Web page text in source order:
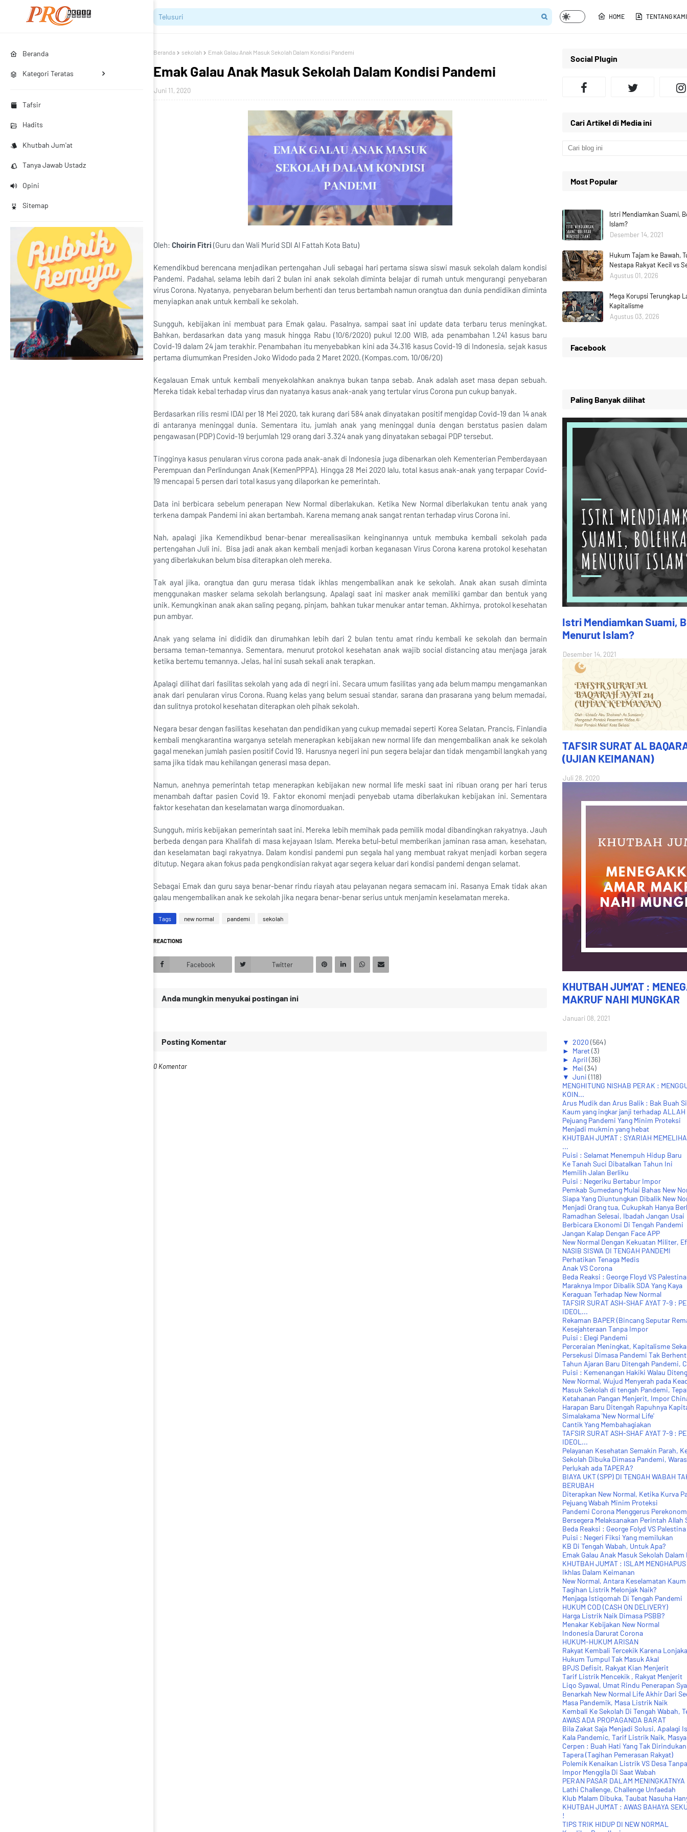
Beranda
Kategori Teratas
Tafsir
Hadits
Khutbah Jum'at
Tanya Jawab Ustadz
Opini
Sitemap
HOME TENTANG KAMI
Beranda sekolah Emak Galau Anak Masuk Sekolah Dalam Kondisi Pandemi
Emak Galau Anak Masuk Sekolah Dalam Kondisi Pandemi
Juni 11, 2020
Oleh: Choirin Fitri (Guru dan Wali Murid SDI Al Fattah Kota Batu)
Kemendikbud berencana menjadikan pertengahan Juli sebagai hari pertama siswa siswi masuk sekolah dalam kondisi
Pandemi. Padahal, selama lebih dari 2 bulan ini anak sekolah diminta belajar di rumah untuk mengurangi penyebaran
virus Corona. Nyatanya, penyebaran belum berhenti dan terus bertambah namun orangtua dan dunia pendidikan diminta
menyiapkan anak untuk kembali ke sekolah.
Sungguh, kebijakan ini membuat para Emak galau. Pasalnya, sampai saat ini update data terbaru terus meningkat.
Bahkan, berdasarkan data yang masuk hingga Rabu (10/6/2020) pukul 12.00 WIB, ada penambahan 1.241 kasus baru
Covid-19 dalam 24 jam terakhir. Penambahan itu menyebabkan kini ada 34.316 kasus Covid-19 di Indonesia, sejak kasus
pertama diumumkan Presiden Joko Widodo pada 2 Maret 2020. (Kompas.com, 10/06/20)
Kegalauan Emak untuk kembali menyekolahkan anaknya bukan tanpa sebab. Anak adalah aset masa depan sebuah.
Mereka tidak kebal terhadap virus dan nyatanya kasus anak-anak yang tertular virus Corona pun cukup banyak.
Berdasarkan rilis resmi IDAI per 18 Mei 2020, tak kurang dari 584 anak dinyatakan positif mengidap Covid-19 dan 14 anak
di antaranya meninggal dunia. Sementara itu, jumlah anak yang meninggal dunia dengan berstatus pasien dalam
pengawasan (PDP) Covid-19 berjumlah 129 orang dari 3.324 anak yang dinyatakan sebagai PDP tersebut.
Tingginya kasus penularan virus corona pada anak-anak di Indonesia juga dibenarkan oleh Kementerian Pemberdayaan
Perempuan dan Perlindungan Anak (KemenPPPA). Hingga 28 Mei 2020 lalu, total kasus anak-anak yang terpapar Covid-
19 mencapai 5 persen dari total kasus yang dilaporkan ke pemerintah.
Data ini berbicara sebelum penerapan New Normal diberlakukan. Ketika New Normal diberlakukan tentu anak yang
terkena dampak Pandemi ini akan bertambah. Karena memang anak sangat rentan terhadap virus Corona ini.
Nah, apalagi jika Kemendikbud benar-benar merealisasikan keinginannya untuk membuka kembali sekolah pada
pertengahan Juli ini. Bisa jadi anak akan kembali menjadi korban keganasan Virus Corona karena protokol kesehatan
yang diberlakukan belum bisa diterapkan oleh mereka.
Tak ayal jika, orangtua dan guru merasa tidak ikhlas mengembalikan anak ke sekolah. Anak akan susah diminta
menggunakan masker selama sekolah berlangsung. Apalagi saat ini masker anak memiliki gambar dan bentuk yang
unik. Kemungkinan anak akan saling pegang, pinjam, bahkan tukar menukar antar teman. Akhirnya, protokol kesehatan
pun ambyar.
Anak yang selama ini dididik dan dirumahkan lebih dari 2 bulan tentu amat rindu kembali ke sekolah dan bermain
bersama teman-temannya. Sementara, menurut protokol kesehatan anak wajib social distancing atau menjaga jarak
ketika bertemu temannya. Jelas, hal ini susah sekali anak terapkan.
Apalagi dilihat dari fasilitas sekolah yang ada di negri ini. Secara umum fasilitas yang ada belum mampu mengamankan
anak dari penularan virus Corona. Ruang kelas yang belum sesuai standar, sarana dan prasarana yang belum memadai,
dan sulitnya protokol kesehatan diterapkan oleh pihak sekolah.
Negara besar dengan fasilitas kesehatan dan pendidikan yang cukup memadai seperti Korea Selatan, Prancis, Finlandia
kembali mengkarantina warganya setelah menerapkan kebijakan new normal life dan mengembalikan anak ke sekolah
gagal menekan jumlah pasien positif Covid 19. Harusnya negeri ini pun segera belajar dan tidak mengambil langkah yang
sama jika tidak mau kehilangan generasi masa depan.
Namun, anehnya pemerintah tetap menerapkan kebijakan new normal life meski saat ini ribuan orang per hari terus
menambah daftar pasien Covid 19. Faktor ekonomi menjadi penyebab utama diberlakukan kebijakan ini. Sementara
faktor kesehatan dan keselamatan warga dinomorduakan.
Sungguh, miris kebijakan pemerintah saat ini. Mereka lebih memihak pada pemilik modal dibandingkan rakyatnya. Jauh
berbeda dengan para Khalifah di masa kejayaan Islam. Mereka betul-betul memberikan jaminan rasa aman, kesehatan,
dan keselamatan bagi rakyatnya. Dalam kondisi pandemi pun segala hal yang membuat rakyat menjadi korban segera
ditutup. Negara akan fokus pada pengkondisian rakyat agar segera keluar dari kondisi pandemi dengan selamat.
Sebagai Emak dan guru saya benar-benar rindu riayah atau pelayanan negara semacam ini. Rasanya Emak tidak akan
galau mengembalikan anak ke sekolah jika negara benar-benar serius untuk menjamin keselamatan mereka.
Tags new normal pandemi sekolah
REACTIONS
Facebook Twitter
Anda mungkin menyukai postingan ini
Posting Komentar
0 Komentar
Social Plugin
Cari Artikel di Media ini
Most Popular
Istri Mendiamkan Suami,
Islam?
Desember 14, 2021
Hukum Tajam ke Bawah,
Nestapa Rakyat Kecil vs
Agustus 01, 2026
Mega Korupsi Terungkap
Kapitalisme
Agustus 03, 2026
Facebook
Paling Banyak dilihat
Istri Mendiamkan Suami,
Menurut Islam?
Desember 14, 2021
TAFSIR SURAT AL
(UJIAN KEIMANAN)
Juli 28, 2020
KHUTBAH JUM'AT :
MAKRUF NAHI MUNGKAR
Januari 08, 2021
▼ 2020 (564)
► Maret(3)
► April(36)
► Mei (34)
▼ Juni (118)
MENGHITUNG NISHAB PERAK :
KOIN...
Arus Mudik dan Arus Balik : Bak Buah
Kaum yang ingkar janji terhadap ALLAH
Pejuang Pandemi Yang Minim Proteksi
Menjadi mukmin yang hebat
KHUTBAH JUM'AT : SYARIAH
...
Puisi : Selamat Menempuh Hidup Baru
Ke Tanah Suci Dibatalkan Tahun Ini
Memilih Jalan Berliku
Puisi : Negeriku Bertabur Impor
Pemkab Sumedang Mulai Bahas New
Siapa Yang Diuntungkan Dibalik New
Menjadi Orang tua, Cukupkah Hanya
Ramadhan Selesai, Ibadah Jangan Usai
Berbicara Ekonomi Di Tengah Pandemi
Jangan Kalap Dengan Face APP
New Normal Dengan Kekuatan Militer,
NASIB SISWA DI TENGAH PANDEMI
Perhatikan Tenaga Medis
Anak VS Corona
Beda Reaksi : George Floyd VS Palestina
Maraknya Impor Dibalik SDA Yang Kaya
Keraguan Terhadap New Normal
TAFSIR SURAT ASH-SHAF AYAT 7-9 :
IDEOL...
Rekaman BAPER (Bincang Seputar
Kesejahteraan Tanpa Impor
Puisi : Elegi Pandemi
Perceraian Meningkat, Kapitalisme
Persekusi Dimasa Pandemi Tak
Tahun Ajaran Baru Ditengah Pandemi,
Puisi : Kemenangan Hakiki Walau
New Normal, Wujud Menyerah pada
Masuk Sekolah di tengah Pandemi,
Ketahanan Pangan Menjerit, Impor
Harapan Baru Ditengah Rapuhnya
Simalakama 'New Normal Life'
Cantik Yang Membahagiakan
TAFSIR SURAT ASH-SHAF AYAT 7-9 :
IDEOL...
Pelayanan Kesehatan Semakin Parah,
Sekolah Dibuka Dimasa Pandemi,
Perlukah ada TAPERA?
BIAYA UKT (SPP) DI TENGAH WABAH
BERUBAH
Diterapkan New Normal, Ketika Kurva
Pejuang Wabah Minim Proteksi
Pandemi Corona Menggerus
Bersegera Melaksanakan Perintah Allah
Beda Reaksi : George Folyd VS
Puisi : Negeri Fiksi Yang memilukan
KB Di Tengah Wabah, Untuk Apa?
Emak Galau Anak Masuk Sekolah
KHUTBAH JUM'AT : ISLAM
Ikhlas Dalam Keimanan
New Normal, Antara Keselamatan
Tagihan Listrik Melonjak Naik?
Menjaga Istiqomah Di Tengah Pandemi
HUKUM COD (CASH ON DELIVERY)
Harga Listrik Naik Dimasa PSBB?
Menakar Kebijakan New Normal
Indonesia Darurat Corona
HUKUM-HUKUM ARISAN
Rakyat Kembali Tercekik Karena
Hukum Tumpul Tak Masuk Akal
BPJS Defisit, Rakyat Kian Menjerit
Tarif Listrik Mencekik , Rakyat Menjerit
Liqo Syawal, Umat Rindu Penerapan
Benarkah New Normal Life Akhir Dari
Masa Pandemik, Masa Listrik Naik
Kembali Ke Sekolah Di Tengah Wabah,
AWAS ADA PROPAGANDA BARAT
Bila Zakat Saja Menjadi Solusi, Apalagi
Kala Pandemic, Tarif Listrik Naik,
Cerpen : Buah Hati Yang Tak Dirindukan
Tapera (Tagihan Pemerasan Rakyat)
Polemik Kenaikan Listrik VS Desa
Impor Menggila Di Saat Wabah
PERAN PASAR DALAM
Lathi Challenge, Challenge Unfaedah
Klub Malam Dibuka, Taubat Nasuha
KHUTBAH JUM'AT : AWAS BAHAYA
!
TIPS TRIK HIDUP DI NEW NORMAL